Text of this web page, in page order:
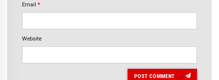
Email *
Website
POST COMMENT